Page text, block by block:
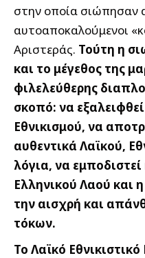
στην οποία σιώπησαν
αυτοαποκαλούμενοι
Αριστεράς. Τούτη η
και το μέγεθος της
φιλελεύθερης
σκοπό: να
Εθνικισμού, να
αυθεντικά Λαϊκού,
λόγια, να
Ελληνικού Λαού και
την αισχρή και
τόκων.
Το Λαϊκό